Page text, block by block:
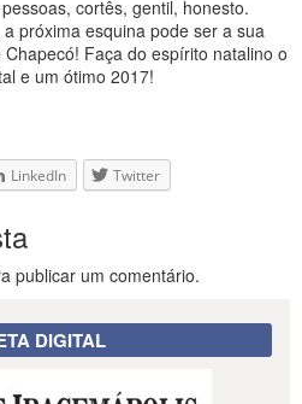
cortês, gentil, honesto.
próxima esquina pode ser a sua
Faça do espírito natalino o
e um ótimo 2017!
LinkedIn Twitter
publicar um comentário.
DIGITAL